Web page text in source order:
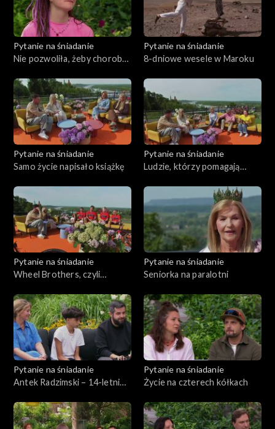
Pytanie na śniadanie
Nie pozwoliła, żeby choroba
Ruch i taniec były jak terapia
Pytanie na śniadanie
8-dniowe wesele w Maroku
Pytanie na śniadanie
Samo życie napisało książkę
Pytanie na śniadanie
Ludzie, którzy pomagają
Pytanie na śniadanie
Wheel Brothers, czyli
Pytanie na śniadanie
Seniorka na paralotni
Pytanie na śniadanie
Antek Radzimski – 14-letni
wygląda życie jego rodziny?
Pytanie na śniadanie
Życie na czterech kółkach